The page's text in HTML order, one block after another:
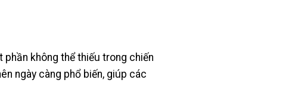
không thể thiếu trong chiến
ngày càng phổ biến, giúp các